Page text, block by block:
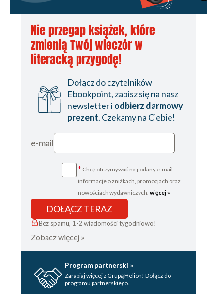
Nie przegap książek, które
zmienią Twój wieczór w
literacką przygodę!
Dołącz do czytelników
Ebookpoint, zapisz się na nasz
newsletter i odbierz darmowy
prezent. Czekamy na Ciebie!
e-mail
* Chcę otrzymywać na podany e-mail
informacje o zniżkach, promocjach oraz
nowościach wydawniczych. więcej »
DOŁĄCZ TERAZ
Bez spamu, 1-2 wiadomości tygodniowo!
Zobacz więcej »
Program partnerski »
Zarabiaj więcej z Grupą Helion! Dołącz do
programu partnerskiego.